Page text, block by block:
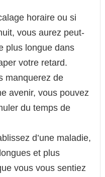
horaire ou si
vous aurez peut-
plus longue dans
votre retard.
manquerez de
avenir, vous pouvez
du temps de
d’une maladie,
et plus
vous vous sentiez